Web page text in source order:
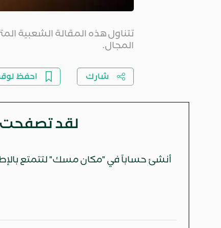
تتناول هذه المقالة الشعبية
المجال.
شارك احفظ
لقد تصفحت
أنشئ حساباً في "مكان مسك" لتتمتع